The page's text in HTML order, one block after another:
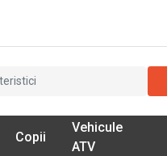
Copii
Vehicule
ATV